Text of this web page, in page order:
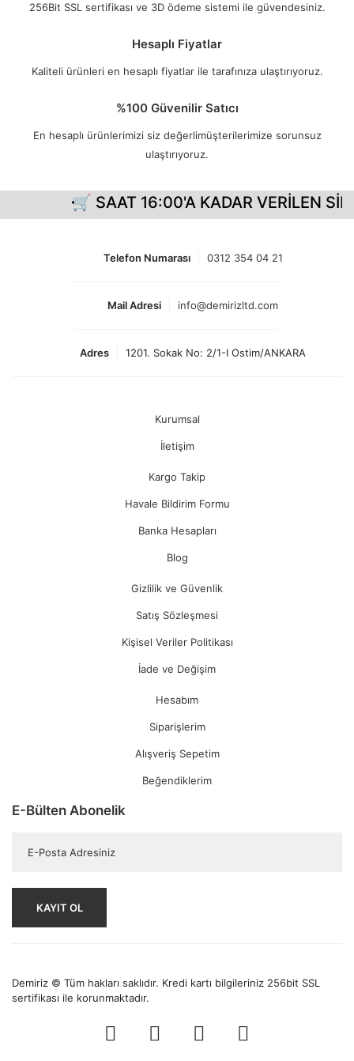
256Bit SSL sertifikası ve 3D ödeme sistemi ile güvendesiniz.
Hesaplı Fiyatlar
Kaliteli ürünleri en hesaplı fiyatlar ile tarafınıza ulaştırıyoruz.
%100 Güvenilir Satıcı
En hesaplı ürünlerimizi siz değerlimüşterilerimize sorunsuz
ulaştırıyoruz.
🛒 SAAT 16:00'A KADAR VERİLEN
Telefon Numarası 0312 354 04 21
Mail Adresi info@demirizltd.com
Adres 1201. Sokak No: 2/1-I Ostim/ANKARA
Kurumsal
İletişim
Kargo Takip
Havale Bildirim Formu
Banka Hesapları
Blog
Gizlilik ve Güvenlik
Satış Sözleşmesi
Kişisel Veriler Politikası
İade ve Değişim
Hesabım
Siparişlerim
Alışveriş Sepetim
Beğendiklerim
E-Bülten Abonelik
KAYIT OL
Demiriz © Tüm hakları saklıdır. Kredi kartı bilgileriniz 256bit SSL
sertifikası ile korunmaktadır.